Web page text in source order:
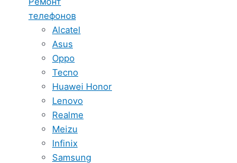
телефонов
Alcatel
Asus
Oppo
Tecno
Huawei Honor
Lenovo
Realme
Meizu
Infinix
Samsung